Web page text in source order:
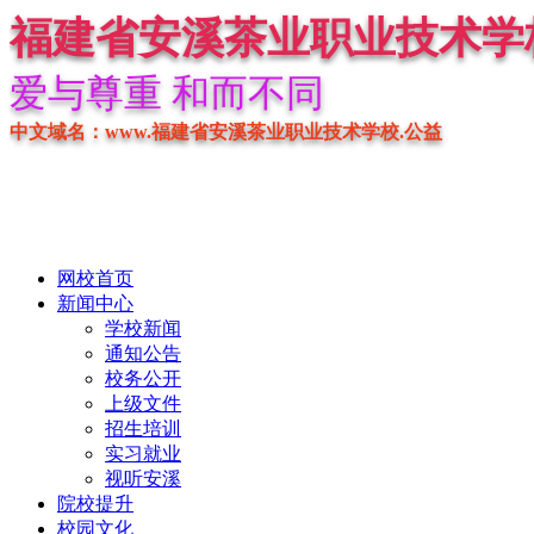
福建省安溪茶业职业技术学
爱与尊重 和而不同
中文域名：www.福建省安溪茶业职业技术学校.公益
网校首页
新闻中心
学校新闻
通知公告
校务公开
上级文件
招生培训
实习就业
视听安溪
院校提升
校园文化